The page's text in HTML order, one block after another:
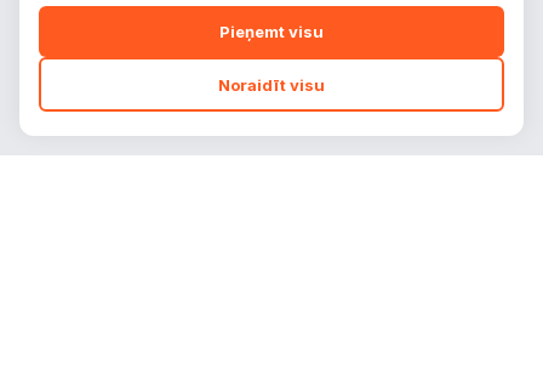
Pieņemt visu
Noraidīt visu